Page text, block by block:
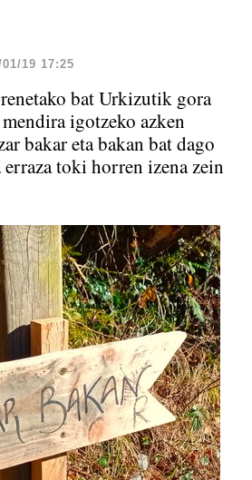
01/19 17:25
bat Urkizutik gora
igotzeko azken
bakar eta bakan bat dago
erraza toki horren izena zein